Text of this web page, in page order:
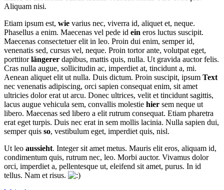
Aliquam nisi.
Etiam ipsum est, wie varius nec, viverra id, aliquet et, neque.
Phasellus a enim. Maecenas vel pede id ein eros luctus suscipit.
Maecenas consectetuer elit in leo. Proin dui enim, semper id,
venenatis sed, cursus vel, neque. Proin tortor ante, volutpat eget,
porttitorlängerer dapibus, mattis quis, nulla. Ut gravida auctor felis.
Cras nulla augue, sollicitudin ac, imperdiet at, tincidunt a, mi.
Aenean aliquet elit ut nulla. Duis dictum. Proin suscipit, ipsum Text
nec venenatis adipiscing, orci sapien consequat enim, sit amet
ultricies dolor erat ut arcu. Donec ultrices, velit et tincidunt sagittis,
lacus augue vehicula sem, convallis molestie hier sem neque ut
libero. Maecenas sed libero a elit rutrum consequat. Etiam pharetra
erat eget turpis. Duis nec erat in sem mollis lacinia. Nulla sapien dui,
semper quis so, vestibulum eget, imperdiet quis, nisl.
Ut leo aussieht. Integer sit amet metus. Mauris elit eros, aliquam id,
condimentum quis, rutrum nec, leo. Morbi auctor. Vivamus dolor
orci, imperdiet a, pellentesque ut, eleifend sit amet, purus. In id
tellus. Nam et risus.